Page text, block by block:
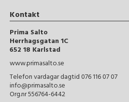
Kontakt
Prima Salto
Herrhagsgatan 1C
652 18 Karlstad
www.primasalto.se
Telefon vardagar dagtid 076 116 07 07
info@primasalto.se
Org.nr 556764-6442